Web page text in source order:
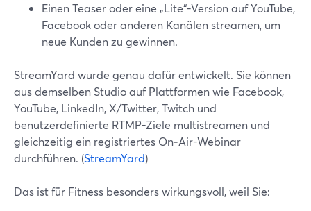
Einen Teaser oder eine „Lite“-Version auf YouTube,
Facebook oder anderen Kanälen streamen, um
neue Kunden zu gewinnen.
StreamYard wurde genau dafür entwickelt. Sie können
aus demselben Studio auf Plattformen wie Facebook,
YouTube, LinkedIn, X/Twitter, Twitch und
benutzerdefinierte RTMP-Ziele multistreamen und
gleichzeitig ein registriertes On‑Air-Webinar
durchführen. (StreamYard)
Das ist für Fitness besonders wirkungsvoll, weil Sie: